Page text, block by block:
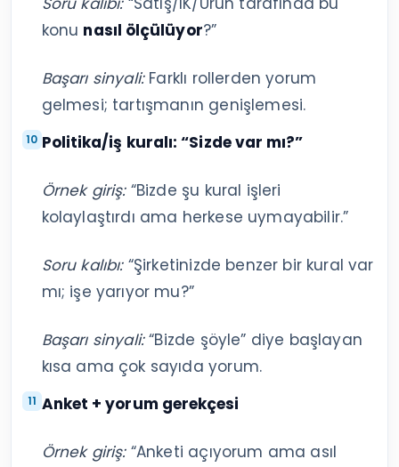
konu nasıl ölçülüyor?”
Başarı sinyali:Farklı rollerden yorum
gelmesi; tartışmanın genişlemesi.
Politika/iş kuralı: “Sizde var mı?”
Örnek giriş:“Bizde şu kural işleri
kolaylaştırdı ama herkese uymayabilir.”
Soru kalıbı:“Şirketinizde benzer bir kural var
mı; işe yarıyor mu?”
Başarı sinyali:“Bizde şöyle” diye başlayan
kısa ama çok sayıda yorum.
Anket + yorum gerekçesi
Örnek giriş:“Anketi açıyorum ama asıl